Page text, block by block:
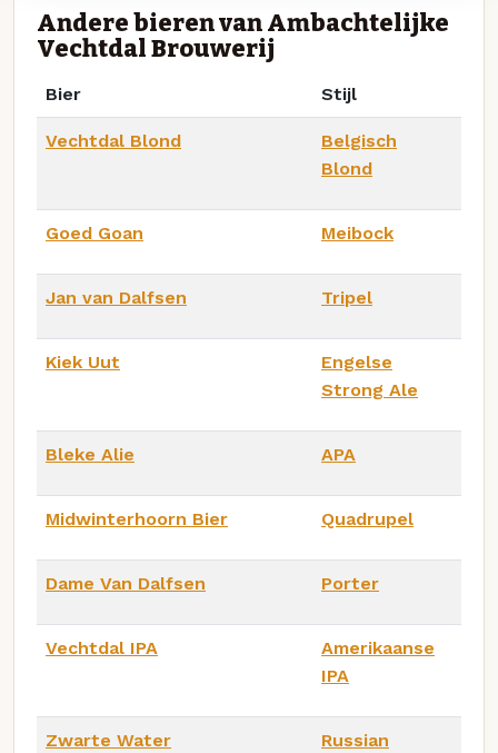
Andere bieren van Ambachtelijke
Vechtdal Brouwerij
Bier Stijl
Vechtdal Blond
Belgisch
Blond
Goed Goan Meibock
Jan van Dalfsen Tripel
Kiek Uut
Engelse
Strong Ale
Bleke Alie APA
Midwinterhoorn Bier Quadrupel
Dame Van Dalfsen Porter
Vechtdal IPA
Amerikaanse
IPA
Zwarte Water Russian